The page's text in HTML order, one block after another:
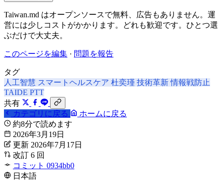
Taiwan.md はオープンソースで無料、広告もありません。運
営には少しコストがかかります。どれも歓迎です。ひとつ選
ぶだけで大丈夫。
このページを編集 · 問題を報告
タグ
人工智慧 スマートヘルスケア 杜奕瑾 技術革新情報戦防止
TAIDE PTT
共有
カテゴリに戻る
ホームに戻る
約8分で読めます
2026年3月19日
更新 2026年7月17日
改訂 6 回
コミット 0934bb0
日本語